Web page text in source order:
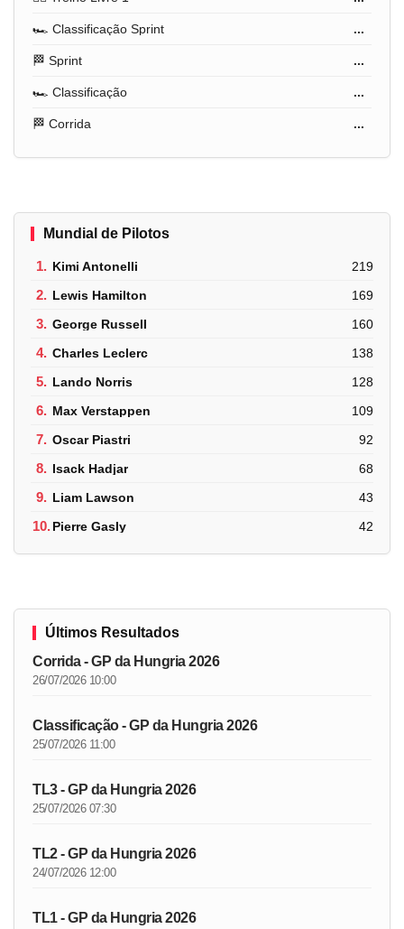
🏎️ Classificação Sprint ...
🏁 Sprint ...
🏎️ Classificação ...
🏁 Corrida ...
Mundial de Pilotos
1. Kimi Antonelli 219
2. Lewis Hamilton 169
3. George Russell 160
4. Charles Leclerc 138
5. Lando Norris 128
6. Max Verstappen 109
7. Oscar Piastri 92
8. Isack Hadjar 68
9. Liam Lawson 43
10.Pierre Gasly 42
Últimos Resultados
Corrida - GP da Hungria 2026
26/07/2026 10:00
Classificação - GP da Hungria 2026
25/07/2026 11:00
TL3 - GP da Hungria 2026
25/07/2026 07:30
TL2 - GP da Hungria 2026
24/07/2026 12:00
TL1 - GP da Hungria 2026